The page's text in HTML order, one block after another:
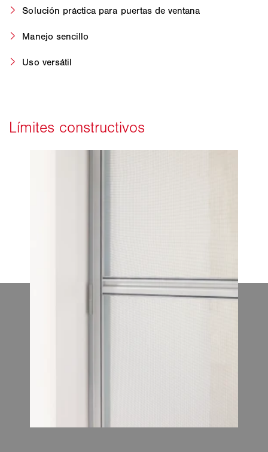
Solución práctica para puertas de ventana
Manejo sencillo
Uso versátil